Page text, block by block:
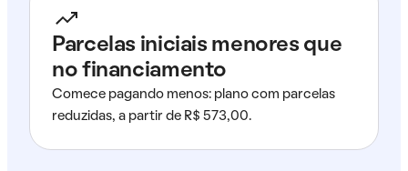
Parcelas iniciais menores que
no financiamento
Comece pagando menos: plano com parcelas
reduzidas, a partir de R$ 573,00.